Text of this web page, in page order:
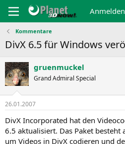
Anmelden
Kommentare
DivX 6.5 für Windows
gruenmuckel
Grand Admiral Special
26.01.2007
DivX Incorporated hat den
6.5 aktualisiert. Das Paket besteht
um Videos in DivX codieren und